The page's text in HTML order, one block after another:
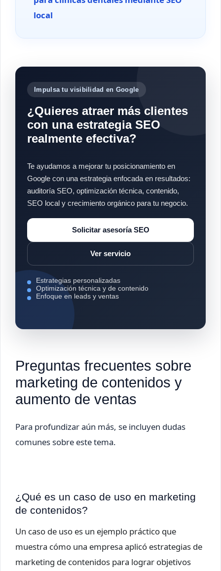
local
Impulsa tu visibilidad en Google
¿Quieres atraer más clientes
con una estrategia SEO
realmente efectiva?
Te ayudamos a mejorar tu posicionamiento en
Google con una estrategia enfocada en resultados:
auditoría SEO, optimización técnica, contenido,
SEO local y crecimiento orgánico para tu negocio.
Solicitar asesoría SEO
Ver servicio
Estrategias personalizadas
Optimización técnica y de contenido
Enfoque en leads y ventas
Preguntas frecuentes sobre
marketing de contenidos y
aumento de ventas
Para profundizar aún más, se incluyen dudas
comunes sobre este tema.
¿Qué es un caso de uso en marketing
de contenidos?
Un caso de uso es un ejemplo práctico que
muestra cómo una empresa aplicó estrategias de
marketing de contenidos para lograr objetivos